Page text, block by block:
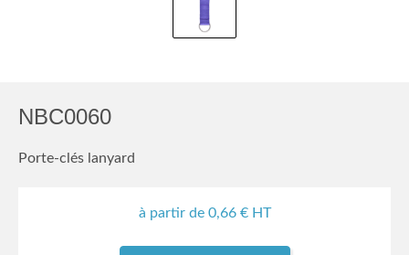
NBC0060
Porte-clés lanyard
à partir de 0,66€ HT